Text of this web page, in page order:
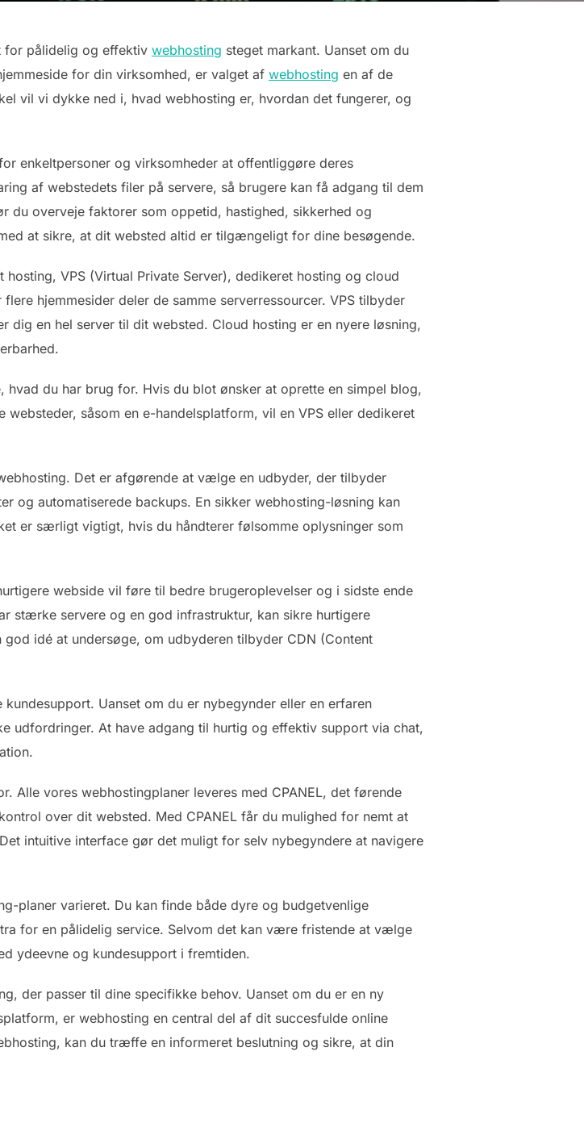
for pålidelig og effektiv webhosting steget markant. Uanset om du
for din virksomhed, er valget af webhosting en af de
vil vi dykke ned i, hvad webhosting er, hvordan det fungerer, og
enkeltpersoner og virksomheder at offentliggøre deres
af webstedets filer på servere, så brugere kan få adgang til dem
du overveje faktorer som oppetid, hastighed, sikkerhed og
at sikre, at dit websted altid er tilgængeligt for dine besøgende.
VPS (Virtual Private Server), dedikeret hosting og cloud
hjemmesider deler de samme serverressourcer. VPS tilbyder
dig en hel server til dit websted. Cloud hosting er en nyere løsning,
du har brug for. Hvis du blot ønsker at oprette en simpel blog,
såsom en e-handelsplatform, vil en VPS eller dedikeret
Det er afgørende at vælge en udbyder, der tilbyder
og automatiserede backups. En sikker webhosting-løsning kan
er særligt vigtigt, hvis du håndterer følsomme oplysninger som
webside vil føre til bedre brugeroplevelser og i sidste ende
stærke servere og en god infrastruktur, kan sikre hurtigere
idé at undersøge, om udbyderen tilbyder CDN (Content
Uanset om du er nybegynder eller en erfaren
udfordringer. At have adgang til hurtig og effektiv support via chat,
Alle vores webhostingplaner leveres med CPANEL, det førende
over dit websted. Med CPANEL får du mulighed for nemt at
intuitive interface gør det muligt for selv nybegyndere at navigere
planer varieret. Du kan finde både dyre og budgetvenlige
for en pålidelig service. Selvom det kan være fristende at vælge
ydeevne og kundesupport i fremtiden.
der passer til dine specifikke behov. Uanset om du er en ny
er webhosting en central del af dit succesfulde online
kan du træffe en informeret beslutning og sikre, at din